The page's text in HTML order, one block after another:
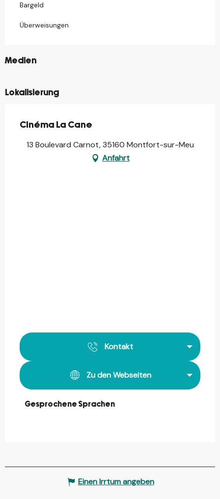
Bargeld
Überweisungen
Medien
©
Lokalisierung
Cinéma La Cane
13 Boulevard Carnot, 35160 Montfort-sur-Meu
Anfahrt
Kontakt
Zu den Webseiten
Gesprochene Sprachen
Gesprochene Sprachen
Einen Irrtum angeben